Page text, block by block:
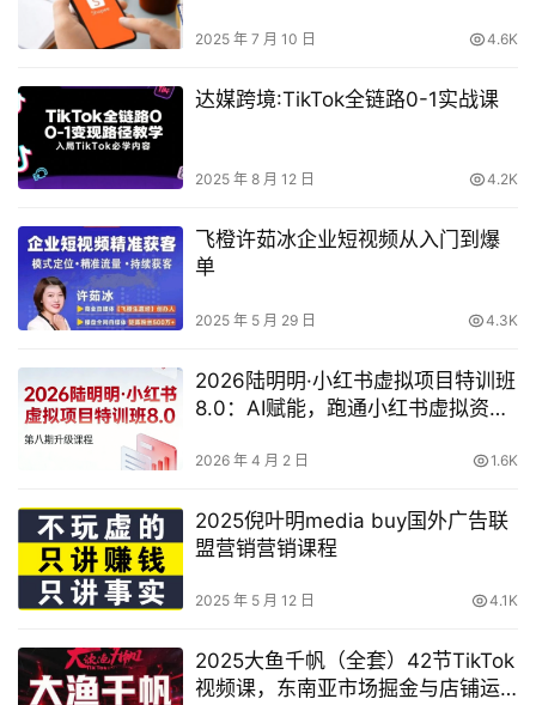
2025 年 7 月 10 日 4.6K
达媒跨境:TikTok全链路0-1实战课
2025 年 8 月 12 日 4.2K
飞橙许茹冰企业短视频从入门到爆
单
2025 年 5 月 29 日 4.3K
2026陆明明·小红书虚拟项目特训班
8.0：AI赋能，跑通小红书虚拟资料
2026 年 4 月 2 日 1.6K
2025倪叶明media buy国外广告联
盟营销营销课程
2025 年 5 月 12 日 4.1K
2025大鱼千帆（全套）42节TikTok
视频课，东南亚市场掘金与店铺运